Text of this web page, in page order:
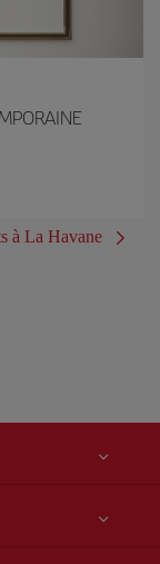
à La Havane